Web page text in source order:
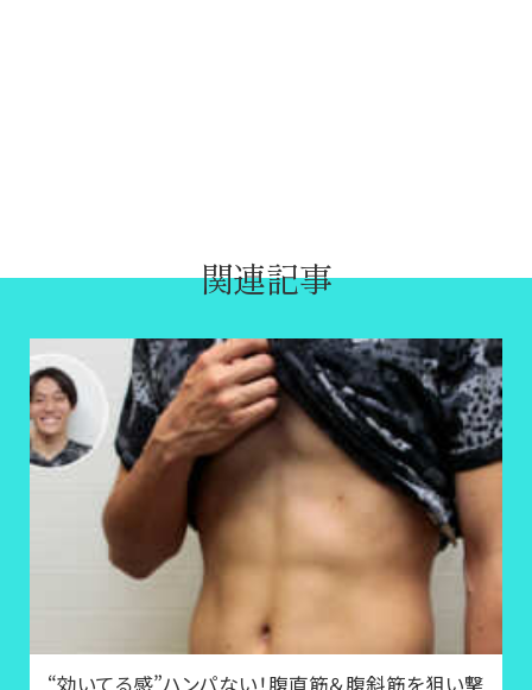
関連記事
“効いてる感”ハンパない！腹直筋＆腹斜筋を狙い撃